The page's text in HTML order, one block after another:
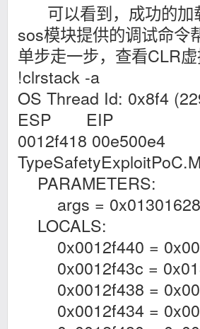
可以看到，成功的加
sos模块提供的调试命令
单步走一步，查看CLR
!clrstack -a
OS Thread Id: 0x8f4
ESP EIP
0012f418 00e500e4
PARAMETERS:
args = 0x01301628
LOCALS:
0x0012f440 =
0x0012f43c =
0x0012f438 =
0x0012f434 =